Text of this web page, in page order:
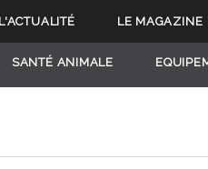
L'ACTUALITÉ LE MAGAZINE
SANTÉ ANIMALE